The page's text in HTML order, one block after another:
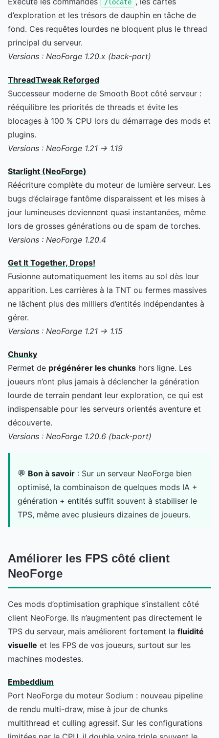
/locate
d’exploration et les trésors de dauphin en tâche de
fond. Ces requêtes lourdes ne bloquent plus le thread
principal du serveur.
Versions : NeoForge 1.20.x (back-port)
ThreadTweak Reforged
Successeur moderne de Smooth Boot côté serveur :
rééquilibre les priorités de threads et évite les
blocages à 100 % CPU lors du démarrage des mods et
plugins.
Versions : NeoForge 1.21 → 1.19
Starlight (NeoForge)
Réécriture complète du moteur de lumière serveur. Les
bugs d’éclairage fantôme disparaissent et les mises à
jour lumineuses deviennent quasi instantanées, même
lors de grosses générations ou de spam de torches.
Versions : NeoForge 1.20.4
Get It Together, Drops!
Fusionne automatiquement les items au sol dès leur
apparition. Les carrières à la TNT ou fermes massives
ne lâchent plus des milliers d’entités indépendantes à
gérer.
Versions : NeoForge 1.21 → 1.15
Chunky
Permet de prégénérer les chunks hors ligne. Les
joueurs n’ont plus jamais à déclencher la génération
lourde de terrain pendant leur exploration, ce qui est
indispensable pour les serveurs orientés aventure et
découverte.
Versions : NeoForge 1.20.6 (back-port)
💬 Bon à savoir : Sur un serveur NeoForge bien
optimisé, la combinaison de quelques mods IA +
génération + entités suffit souvent à stabiliser le
TPS, même avec plusieurs dizaines de joueurs.
Améliorer les FPS côté client
NeoForge
Ces mods d’optimisation graphique s’installent côté
client NeoForge. Ils n’augmentent pas directement le
TPS du serveur, mais améliorent fortement la fluidité
visuelle et les FPS de vos joueurs, surtout sur les
machines modestes.
Embeddium
Port NeoForge du moteur Sodium : nouveau pipeline
de rendu multi-draw, mise à jour de chunks
multithread et culling agressif. Sur les configurations